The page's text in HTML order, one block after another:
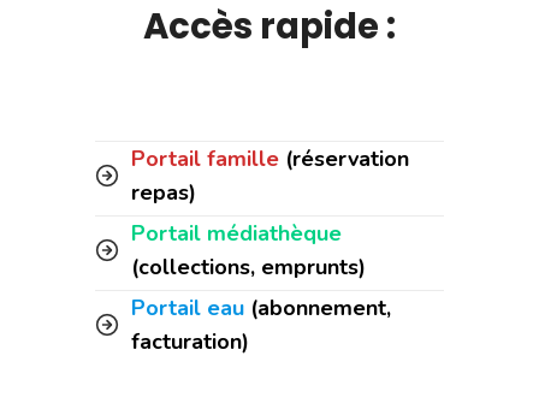
Accès rapide :
Portail famille (réservation
repas)
Portail médiathèque
(collections, emprunts)
Portail eau (abonnement,
facturation)